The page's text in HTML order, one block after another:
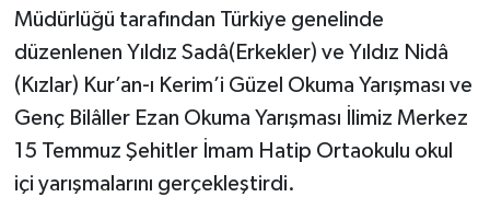
Müdürlüğü tarafından Türkiye genelinde
düzenlenen Yıldız Sadâ(Erkekler) ve Yıldız Nidâ
(Kızlar) Kur’an-ı Kerim’i Güzel Okuma Yarışması ve
Genç Bilâller Ezan Okuma Yarışması İlimiz Merkez
15 Temmuz Şehitler İmam Hatip Ortaokulu okul
içi yarışmalarını gerçekleştirdi.